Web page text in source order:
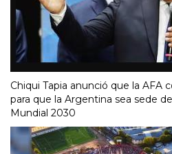
Chiqui Tapia anunció que la AFA
para que la Argentina sea sede
Mundial 2030